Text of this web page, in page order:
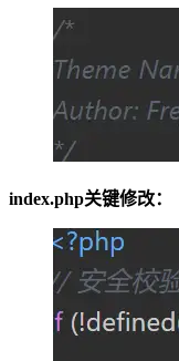
index.php关键修改：